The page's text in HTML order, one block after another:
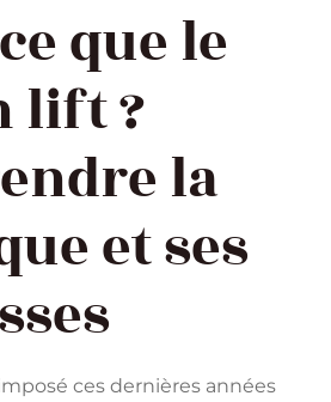
que le
lift ?
la
et ses
ces dernières années